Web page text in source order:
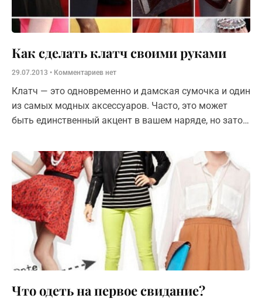
Как сделать клатч своими руками
29.07.2013 Комментариев нет
Клатч — это одновременно и дамская сумочка и один
из самых модных аксессуаров. Часто, это может
быть единственный акцент в вашем наряде, но зато
Что одеть на первое свидание?